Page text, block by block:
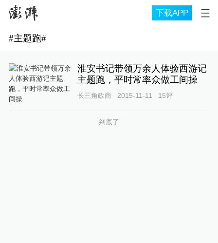
下载APP
#主题跑#
淮安书记带领万余人体验西游记
主题跑，平时常率众做工间操
长三角政商 2015-11-11 15评
到底了